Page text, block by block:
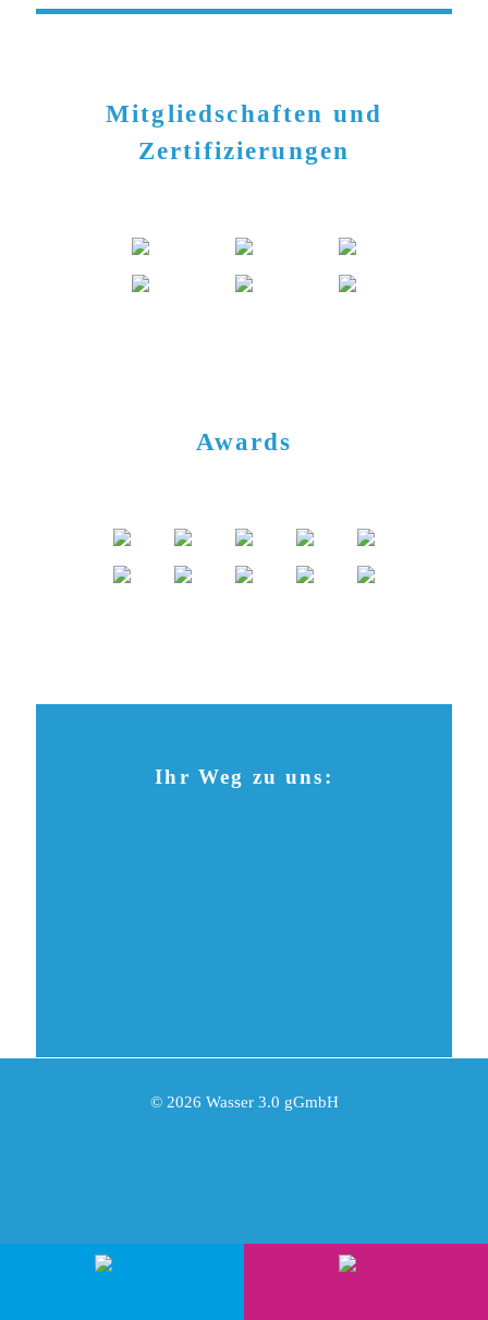
Mitgliedschaften und
Zertifizierungen
Awards
Ihr Weg zu uns:
© 2026 Wasser 3.0 gGmbH